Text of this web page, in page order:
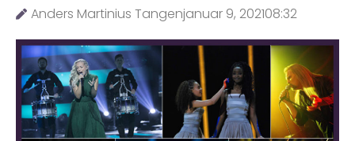
Anders Martinius Tangenjanuar 9, 202108:32